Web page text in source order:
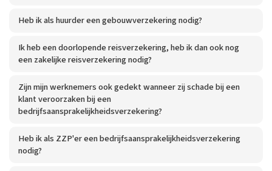
Heb ik als huurder een gebouwverzekering nodig?
Ik heb een doorlopende reisverzekering, heb ik dan ook nog
een zakelijke reisverzekering nodig?
Zijn mijn werknemers ook gedekt wanneer zij schade bij een
klant veroorzaken bij een
bedrijfsaansprakelijkheidsverzekering?
Heb ik als ZZP'er een bedrijfsaansprakelijkheidsverzekering
nodig?